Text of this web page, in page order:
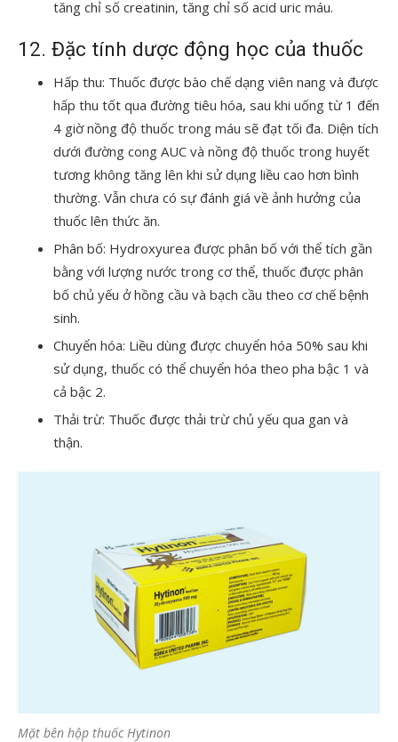
tăng chỉ số creatinin, tăng chỉ số acid uric máu.
12. Đặc tính dược động học của thuốc
Hấp thu: Thuốc được bào chế dạng viên nang và được
hấp thu tốt qua đường tiêu hóa, sau khi uống từ 1 đến
4 giờ nồng độ thuốc trong máu sẽ đạt tối đa. Diện tích
dưới đường cong AUC và nồng độ thuốc trong huyết
tương không tăng lên khi sử dụng liều cao hơn bình
thường. Vẫn chưa có sự đánh giá về ảnh hưởng của
thuốc lên thức ăn.
Phân bố: Hydroxyurea được phân bố với thể tích gần
bằng với lượng nước trong cơ thể, thuốc được phân
bố chủ yếu ở hồng cầu và bạch cầu theo cơ chế bệnh
sinh.
Chuyển hóa: Liều dùng được chuyển hóa 50% sau khi
sử dụng, thuốc có thể chuyển hóa theo pha bậc 1 và
cả bậc 2.
Thải trừ: Thuốc được thải trừ chủ yếu qua gan và
thận.
Mặt bên hộp thuốc Hytinon